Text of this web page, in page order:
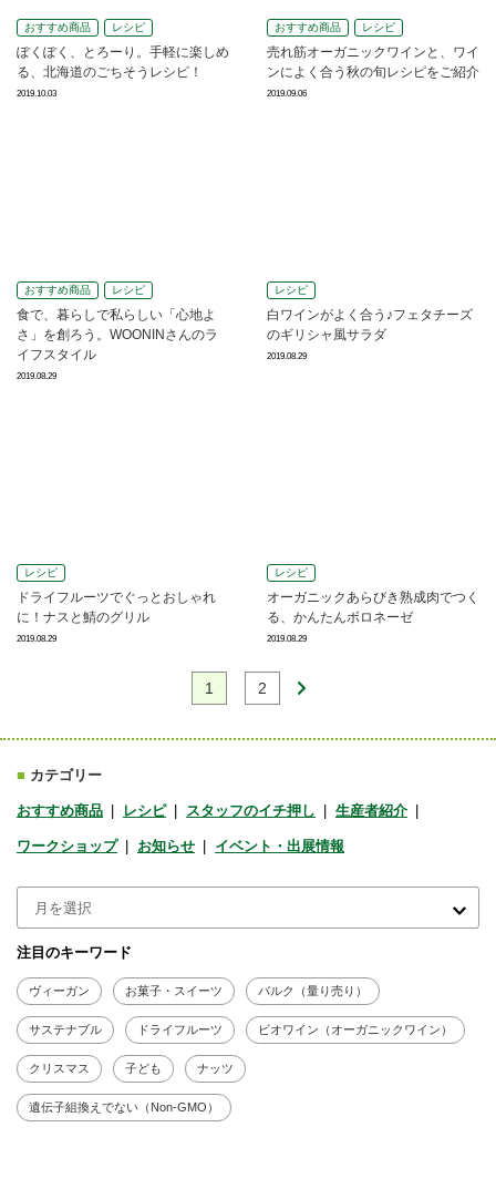
おすすめ商品 レシピ
ぽくぽく、とろーり。手軽に楽しめ
る、北海道のごちそうレシピ！
2019.10.03
おすすめ商品 レシピ
売れ筋オーガニックワインと、ワイ
ンによく合う秋の旬レシピをご紹介
2019.09.06
おすすめ商品 レシピ
食で、暮らしで私らしい「心地よ
さ」を創ろう。WOONINさんのラ
イフスタイル
2019.08.29
レシピ
白ワインがよく合う♪フェタチーズ
のギリシャ風サラダ
2019.08.29
レシピ
ドライフルーツでぐっとおしゃれ
に！ナスと鯖のグリル
2019.08.29
レシピ
オーガニックあらびき熟成肉でつく
る、かんたんボロネーゼ
2019.08.29
1 2
■ カテゴリー
おすすめ商品 レシピ スタッフのイチ押し 生産者紹介
ワークショップ お知らせ イベント・出展情報
注目のキーワード
ヴィーガン お菓子・スイーツ バルク（量り売り）
サステナブル ドライフルーツ ビオワイン（オーガニックワイン）
クリスマス 子ども ナッツ
遺伝子組換えでない（Non-GMO）